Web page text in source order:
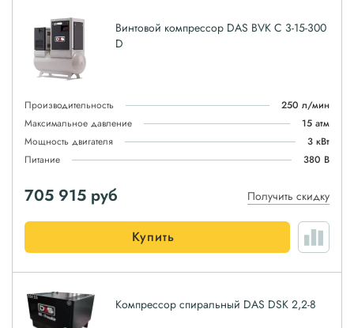
Винтовой компрессор DAS BVK C 3-15-300
D
Производительность
250 л/мин
Максимальное давление
15 атм
Мощность двигателя
3 кВт
Питание
380 В
705 915 руб Получить скидку
Купить
Компрессор спиральный DAS DSK 2,2-8